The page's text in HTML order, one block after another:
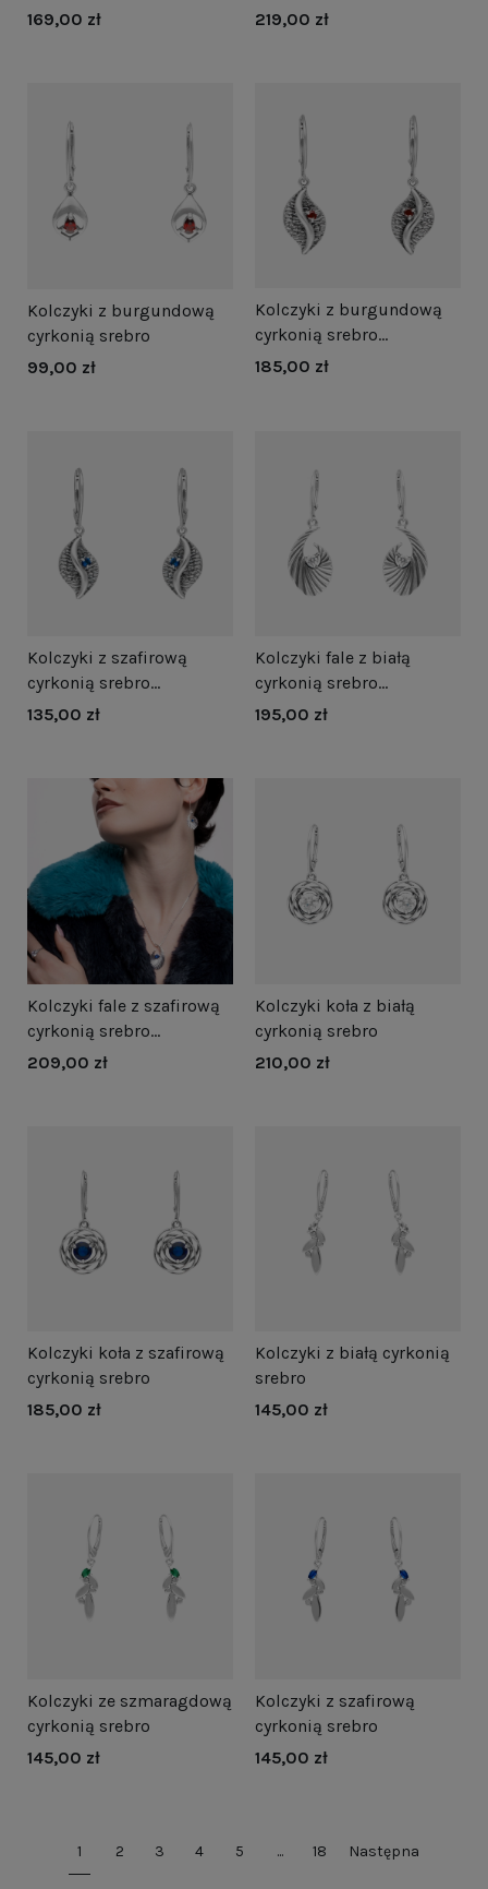
169,00 zł
oksydowane
219,00 zł
Kolczyki z burgundową
cyrkonią srebro
99,00 zł
Kolczyki z burgundową
cyrkonią srebro
oksydowane
185,00 zł
Kolczyki z szafirową
cyrkonią srebro
oksydowane
135,00 zł
Kolczyki fale z białą
cyrkonią srebro
oksydowane
195,00 zł
Kolczyki fale z szafirową
cyrkonią srebro
oksydowane
209,00 zł
Kolczyki koła z białą
cyrkonią srebro
210,00 zł
Kolczyki koła z szafirową
cyrkonią srebro
185,00 zł
Kolczyki z białą cyrkonią
srebro
145,00 zł
Kolczyki ze szmaragdową
cyrkonią srebro
145,00 zł
Kolczyki z szafirową
cyrkonią srebro
145,00 zł
1 2 3 4 5 ... 18 Następna